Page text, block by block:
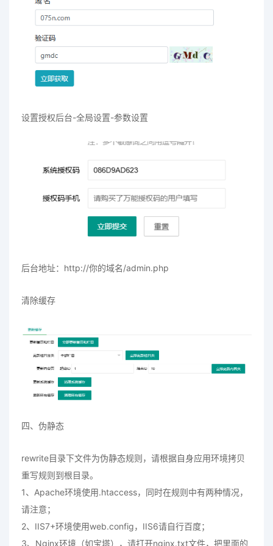
设置授权后台-全局设置-参数设置
后台地址：http://你的域名/admin.php
清除缓存
四、伪静态
rewrite目录下文件为伪静态规则，请根据自身应用环境拷贝
重写规则到根目录。
1、Apache环境使用.htaccess，同时在规则中有两种情况，
请注意；
2、IIS7+环境使用web.config，IIS6请自行百度；
3、Nginx环境（如宝塔），请打开nginx.txt文件，把里面的